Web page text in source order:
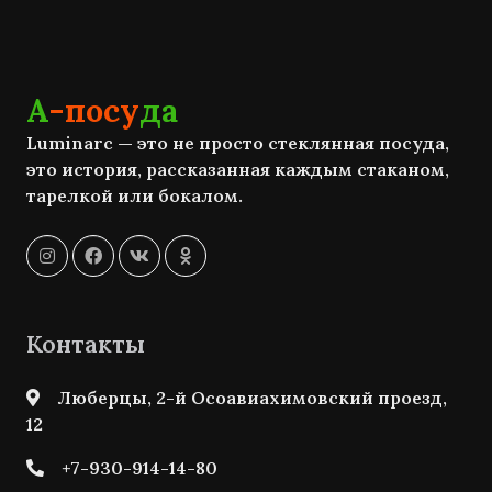
А-посуда
Luminarc — это не просто стеклянная посуда,
это история, рассказанная каждым стаканом,
тарелкой или бокалом.
Контакты
Люберцы, 2-й Осоавиахимовский проезд,
12
+7-930-914-14-80